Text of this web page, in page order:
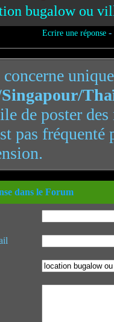
bugalow ou
Ecrire une réponse-
de poster
pas
dans le Forum